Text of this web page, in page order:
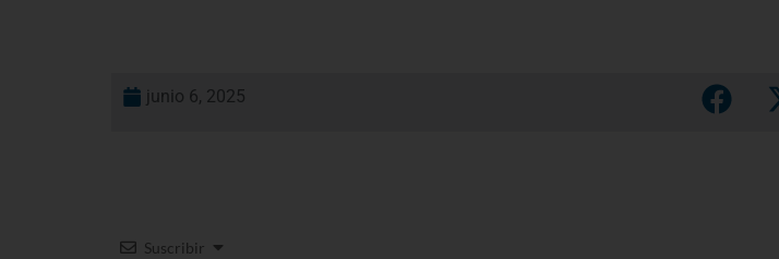
junio 6, 2025
Suscribir